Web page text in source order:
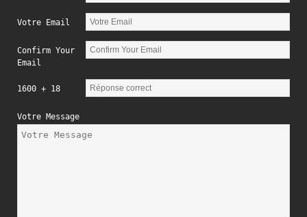
Votre Email
Confirm Your
Email
1600 + 18
Votre Message